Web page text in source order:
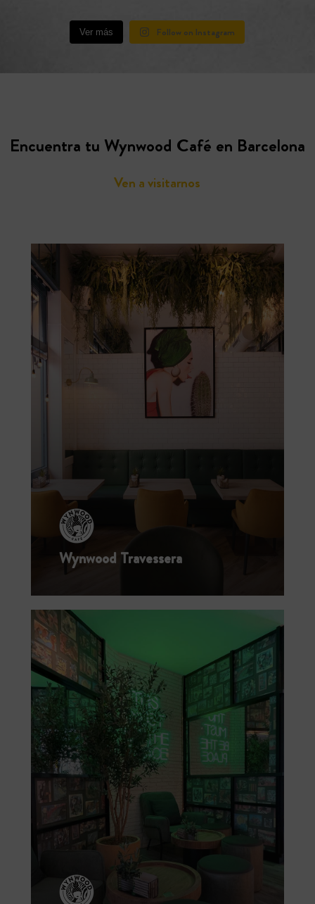
Ver más Follow on Instagram
Encuentra tu Wynwood Café en Barcelona
Ven a visitarnos
Wynwood Travessera